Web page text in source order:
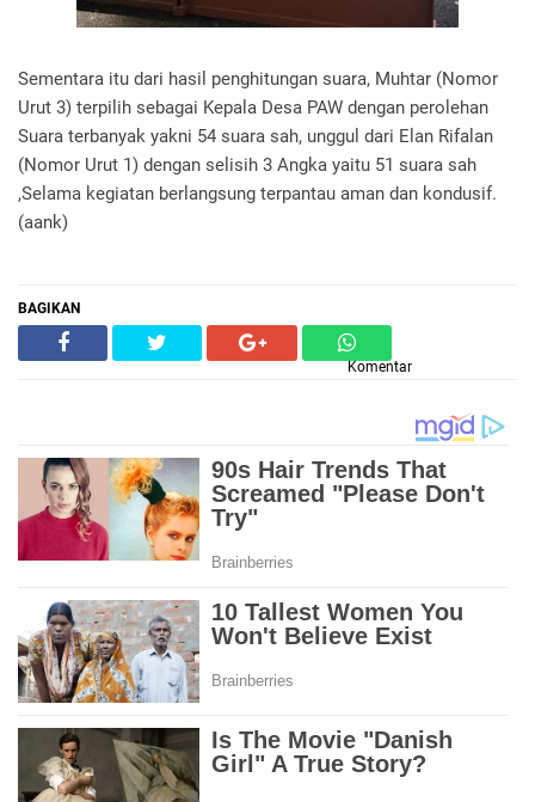
Sementara itu dari hasil penghitungan suara, Muhtar (Nomor
Urut 3) terpilih sebagai Kepala Desa PAW dengan perolehan
Suara terbanyak yakni 54 suara sah, unggul dari Elan Rifalan
(Nomor Urut 1) dengan selisih 3 Angka yaitu 51 suara sah
,Selama kegiatan berlangsung terpantau aman dan kondusif.
(aank)
BAGIKAN
Komentar